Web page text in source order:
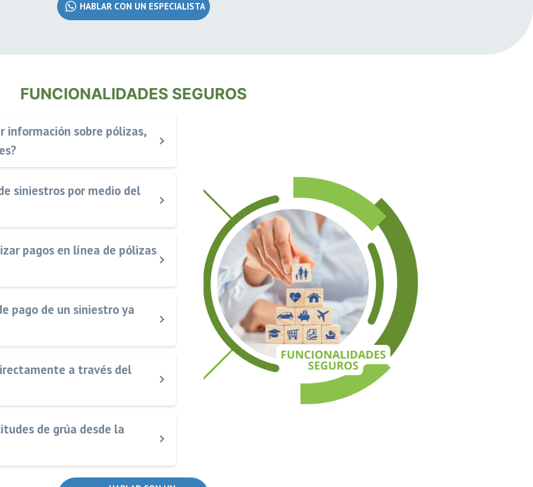
HABLAR CON UN ESPECIALISTA
FUNCIONALIDADES SEGUROS
información sobre pólizas,
siniestros por medio del
pagos en línea de pólizas
pago de un siniestro ya
a través del
de grúa desde la